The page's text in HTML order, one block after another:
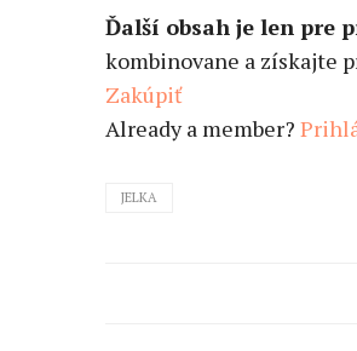
Ďalší obsah je len pre
kombinovane a získajte
Zakúpiť
Already a member?
JELKA